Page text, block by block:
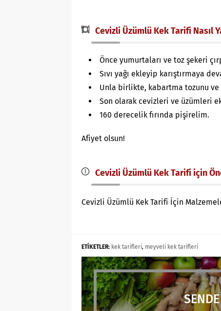
Cevizli Üzümlü Kek Tarifi Nasıl
Önce yumurtaları ve toz şekeri
Sıvı yağı ekleyip karıştırmaya
Unla birlikte, kabartma tozunu ve
Son olarak cevizleri ve üzümleri
160 derecelik fırında pişirelim.
Afiyet olsun!
Cevizli Üzümlü Kek Tarifi için
Cevizli Üzümlü Kek Tarifi İçin
ETİKETLER: kek tarifleri, meyveli kek tarifleri